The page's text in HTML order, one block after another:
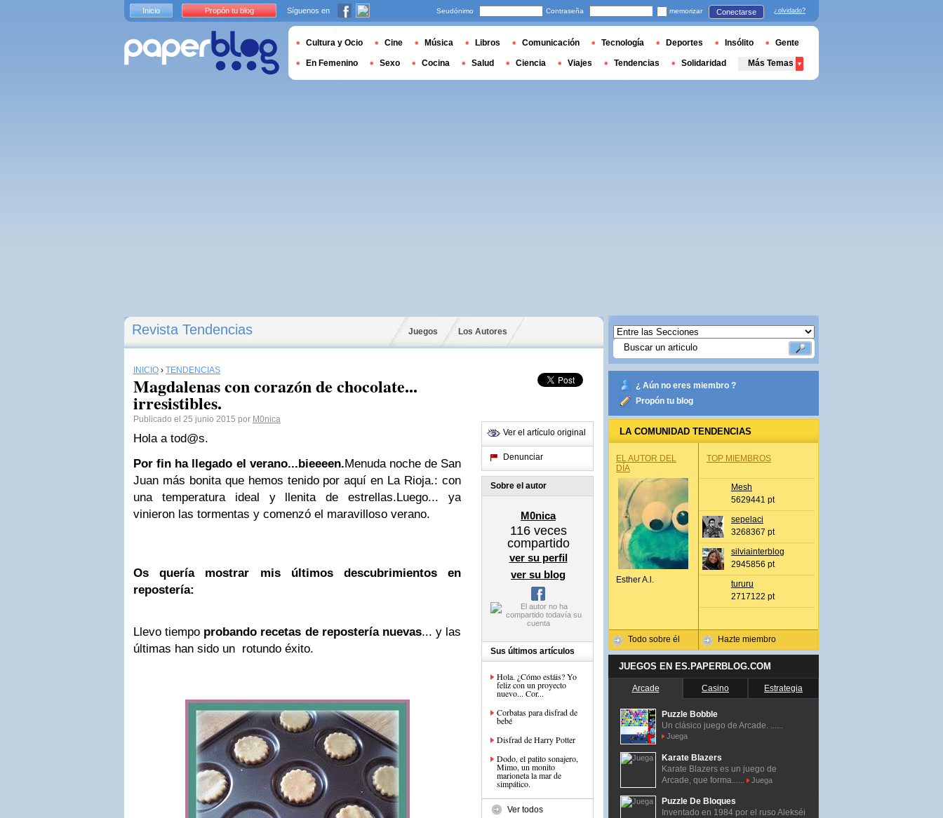
Revista Tendencias Juegos Los Autores
INICIO › TENDENCIAS
Magdalenas con corazón de chocolate...
irresistibles.
Publicado el 25 junio 2015 por M0nica
Hola a tod@s.
Por fin ha llegado el verano...bieeeen.Menuda noche de San
Juan más bonita que hemos tenido por aquí en La Rioja.: con
una temperatura ideal y llenita de estrellas.Luego... ya
vinieron las tormentas y comenzó el maravilloso verano.
Os quería mostrar mis últimos descubrimientos en
repostería:
Llevo tiempo probando recetas de repostería nuevas... y las
últimas han sido un rotundo éxito.
Ver el artículo original
Denunciar
Sobre el autor
M0nica
116veces
compartido
ver su perfil
ver su blog
Sus últimos artículos
Hola. ¿Cómo estáis? Yo
feliz con un proyecto
nuevo... Cor...
Corbatas para disfrad de
bebé
Disfrad de Harry Potter
Dodo, el patito sonajero,
Mimo, un monito
marioneta la mar de
simpático.
Ver todos
¿ Aún no eres miembro ?
Propón tu blog
LA COMUNIDAD TENDENCIAS
EL AUTOR DEL
DÍA
Esther A.l.
Todo sobre él
TOP MIEMBROS
Mesh
5629441 pt
sepelaci
3268367 pt
silviainterblog
2945856 pt
tururu
2717122 pt
Hazte miembro
JUEGOS EN ES.PAPERBLOG.COM
Arcade Casino Estrategia
Puzzle Bobble
Un clásico juego de Arcade. ......
Juega
Karate Blazers
Karate Blazers es un juego de
Arcade, que forma......
Juega
Puzzle De Bloques
Inventado en 1984 por el ruso Alekséi
Inicio Propón tu blog Síguenos en Seudónimo Contraseña memorizar Conectarse ¿olvidado?
Cultura y Ocio Cine Música Libros Comunicación Tecnología Deportes Insólito Gente
En Femenino Sexo Cocina Salud Ciencia Viajes Tendencias Solidaridad Más Temas